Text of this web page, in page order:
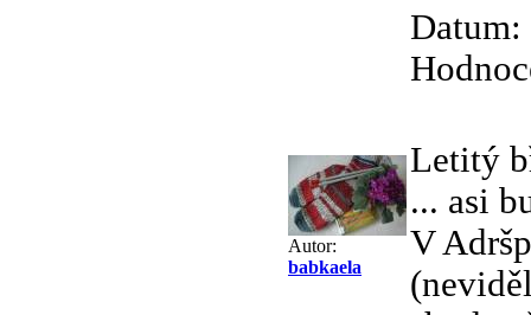
Autor:
babkaela
Letitý
... asi
V